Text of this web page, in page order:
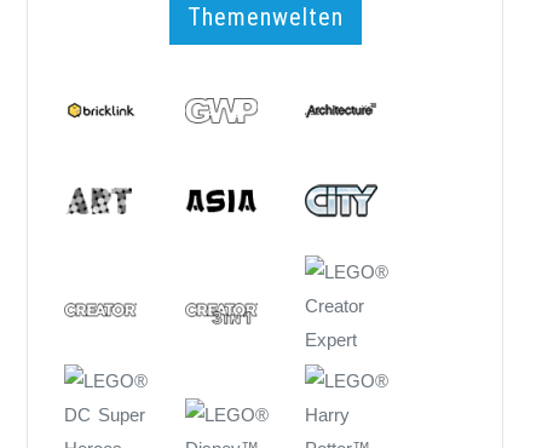
Themenwelten